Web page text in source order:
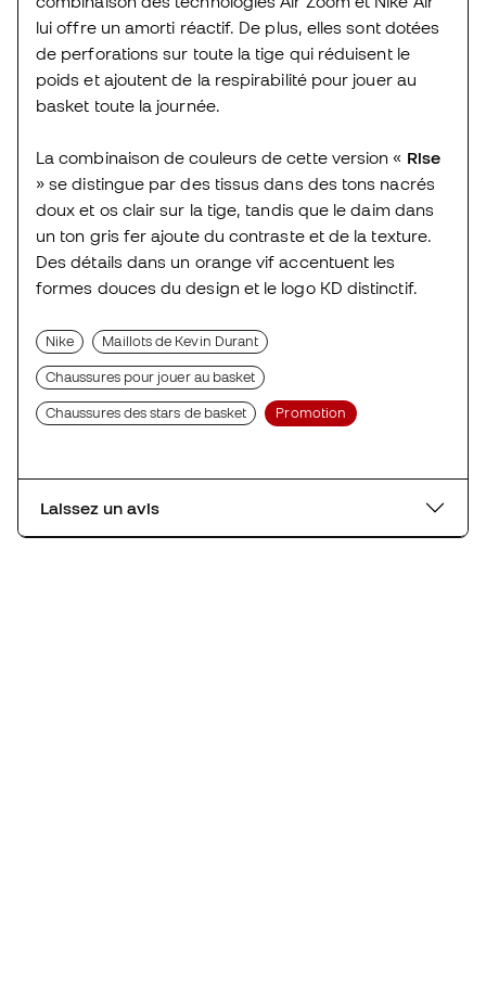
lui offre un amorti réactif. De plus, elles sont dotées
de perforations sur toute la tige qui réduisent le
poids et ajoutent de la respirabilité pour jouer au
basket toute la journée.
La combinaison de couleurs de cette version « Rise
» se distingue par des tissus dans des tons nacrés
doux et os clair sur la tige, tandis que le daim dans
un ton gris fer ajoute du contraste et de la texture.
Des détails dans un orange vif accentuent les
formes douces du design et le logo KD distinctif.
Nike Maillots de Kevin Durant
Chaussures pour jouer au basket
Chaussures des stars de basket Promotion
Laissez un avis